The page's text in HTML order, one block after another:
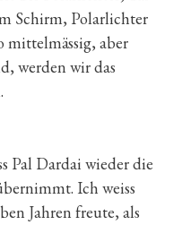
Schirm, Polarlichter
mittelmässig, aber
werden wir das
Pal Dardai wieder die
Ich weiss
Jahren freute, als